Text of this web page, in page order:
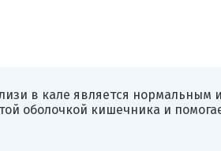
в кале является нормальным
оболочкой кишечника и